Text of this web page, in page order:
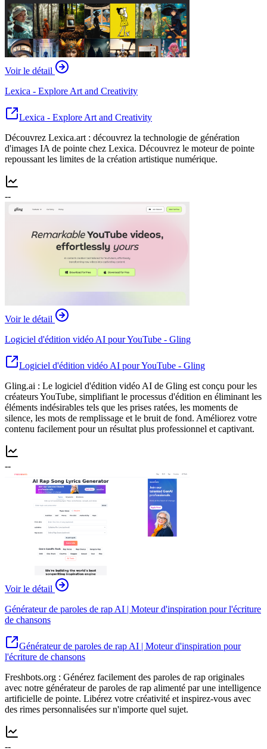
Voir le détail
Lexica - Explore Art and Creativity
Lexica - Explore Art and Creativity
Découvrez Lexica.art : découvrez la technologie de génération
d'images IA de pointe chez Lexica. Découvrez le moteur de pointe
repoussant les limites de la création artistique numérique.
--
Voir le détail
Logiciel d'édition vidéo AI pour YouTube - Gling
Logiciel d'édition vidéo AI pour YouTube - Gling
Gling.ai : Le logiciel d'édition vidéo AI de Gling est conçu pour les
créateurs YouTube, simplifiant le processus d'édition en éliminant les
éléments indésirables tels que les prises ratées, les moments de
silence, les mots de remplissage et le bruit de fond. Améliorez votre
contenu facilement pour un résultat plus professionnel et captivant.
--
Voir le détail
Générateur de paroles de rap AI | Moteur d'inspiration pour l'écriture
de chansons
Générateur de paroles de rap AI | Moteur d'inspiration pour
l'écriture de chansons
Freshbots.org : Générez facilement des paroles de rap originales
avec notre générateur de paroles de rap alimenté par une intelligence
artificielle de pointe. Libérez votre créativité et inspirez-vous avec
des rimes personnalisées sur n'importe quel sujet.
--